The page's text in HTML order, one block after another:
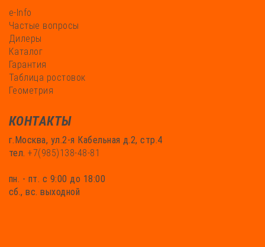
e-Info
Частые вопросы
Дилеры
Каталог
Гарантия
Таблица ростовок
Геометрия
КОНТАКТЫ
г.Москва, ул.2-я Кабельная д.2, стр.4
тел.+7(985)138-48-81
пн. - пт. с 9:00 до 18:00
сб., вс. выходной